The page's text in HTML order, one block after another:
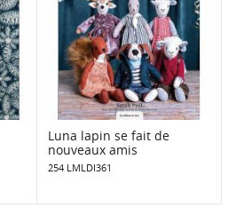
Luna lapin se fait de
nouveaux amis
254 LMLDI361